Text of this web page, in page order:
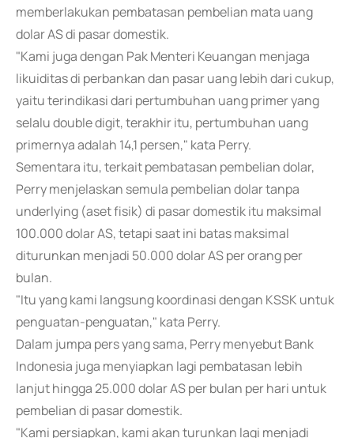
memberlakukan pembatasan pembelian mata uang
dolar AS di pasar domestik.
"Kami juga dengan Pak Menteri Keuangan menjaga
likuiditas di perbankan dan pasar uang lebih dari cukup,
yaitu terindikasi dari pertumbuhan uang primer yang
selalu double digit, terakhir itu, pertumbuhan uang
primernya adalah 14,1 persen," kata Perry.
Sementara itu, terkait pembatasan pembelian dolar,
Perry menjelaskan semula pembelian dolar tanpa
underlying (aset fisik) di pasar domestik itu maksimal
100.000 dolar AS, tetapi saat ini batas maksimal
diturunkan menjadi 50.000 dolar AS per orang per
bulan.
"Itu yang kami langsung koordinasi dengan KSSK untuk
penguatan-penguatan," kata Perry.
Dalam jumpa pers yang sama, Perry menyebut Bank
Indonesia juga menyiapkan lagi pembatasan lebih
lanjut hingga 25.000 dolar AS per bulan per hari untuk
pembelian di pasar domestik.
"Kami persiapkan, kami akan turunkan lagi menjadi